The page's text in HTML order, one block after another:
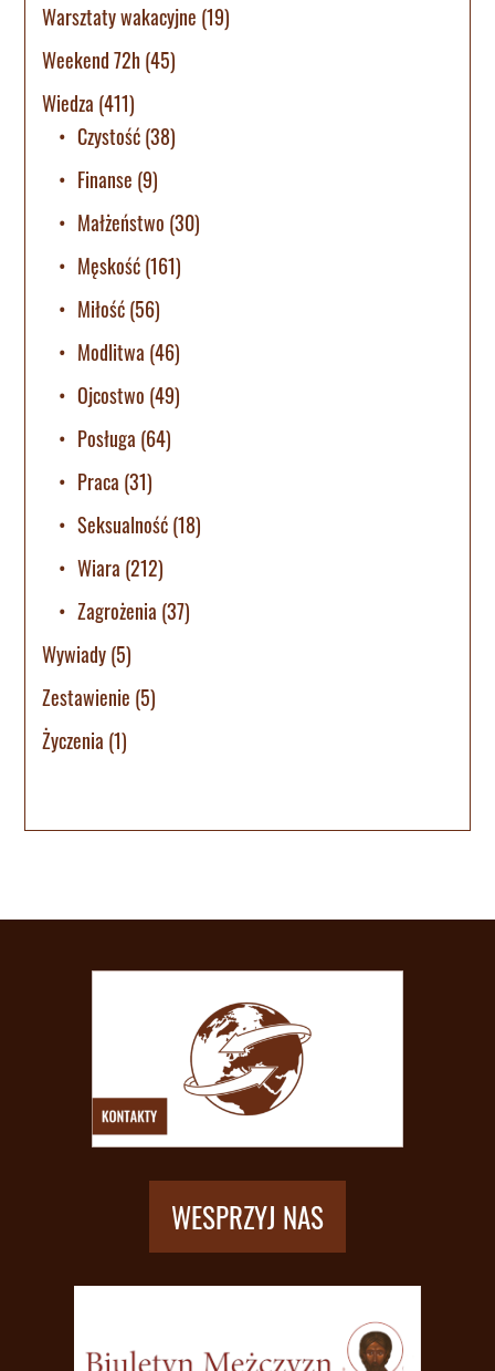
Warsztaty wakacyjne (19)
Weekend 72h(45)
Wiedza (411)
Czystość(38)
Finanse (9)
Małżeństwo (30)
Męskość(161)
Miłość(56)
Modlitwa (46)
Ojcostwo (49)
Posługa (64)
Praca (31)
Seksualność(18)
Wiara (212)
Zagrożenia (37)
Wywiady(5)
Zestawienie (5)
Życzenia (1)
WESPRZYJ NAS